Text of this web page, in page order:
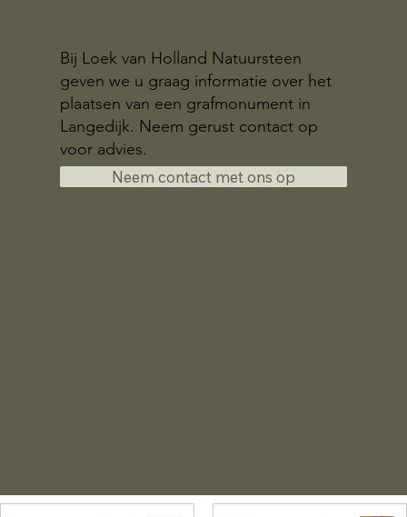
Bij Loek van Holland Natuursteen
geven we u graag informatie over het
plaatsen van een grafmonument in
Langedijk. Neem gerust contact op
voor advies.
Neem contact met ons op